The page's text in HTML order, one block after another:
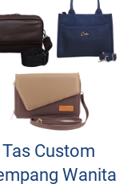
Tas Custom
Wanita